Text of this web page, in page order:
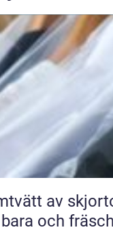
av
och